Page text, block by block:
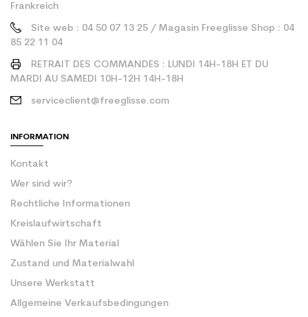
Frankreich
Site web : 04 50 07 13 25 / Magasin Freeglisse Shop : 04
85 22 11 04
RETRAIT DES COMMANDES : LUNDI 14H-18H ET DU
MARDI AU SAMEDI 10H-12H 14H-18H
serviceclient@freeglisse.com
INFORMATION
Kontakt
Wer sind wir?
Rechtliche Informationen
Kreislaufwirtschaft
Wählen Sie Ihr Material
Zustand und Materialwahl
Unsere Werkstatt
Allgemeine Verkaufsbedingungen